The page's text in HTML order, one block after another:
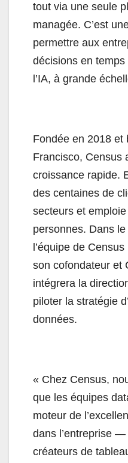
tout via une seule
managée. C’est
permettre aux
décisions en
l’IA, à grande
Fondée en 2018 et
Francisco, Census
croissance rapide.
des centaines de
secteurs et
personnes. Dans
l’équipe de
son cofondateur et
intégrera la
piloter la stratégie
données.
« Chez Census,
que les équipes
moteur de
dans l’entreprise
créateurs de